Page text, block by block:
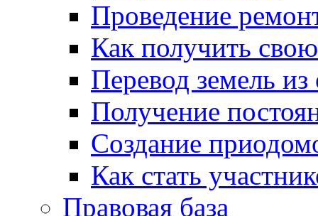
Проведение
Как получить
Перевод земель
Получение
Создание
Как стать
Правовая база